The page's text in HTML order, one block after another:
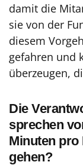
damit die
sie von der
diesem
gefahren und
überzeugen,
Die
sprechen
Minuten pro
gehen?